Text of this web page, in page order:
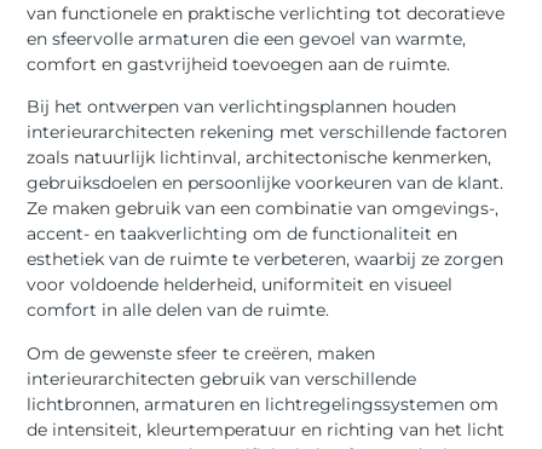
van functionele en praktische verlichting tot decoratieve
en sfeervolle armaturen die een gevoel van warmte,
comfort en gastvrijheid toevoegen aan de ruimte.
Bij het ontwerpen van verlichtingsplannen houden
interieurarchitecten rekening met verschillende factoren
zoals natuurlijk lichtinval, architectonische kenmerken,
gebruiksdoelen en persoonlijke voorkeuren van de klant.
Ze maken gebruik van een combinatie van omgevings-,
accent- en taakverlichting om de functionaliteit en
esthetiek van de ruimte te verbeteren, waarbij ze zorgen
voor voldoende helderheid, uniformiteit en visueel
comfort in alle delen van de ruimte.
Om de gewenste sfeer te creëren, maken
interieurarchitecten gebruik van verschillende
lichtbronnen, armaturen en lichtregelingssystemen om
de intensiteit, kleurtemperatuur en richting van het licht